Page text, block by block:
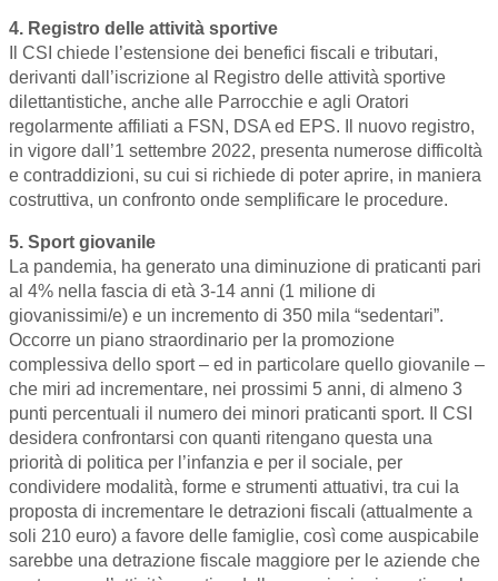
4. Registro delle attività sportive
Il CSI chiede l’estensione dei benefici fiscali e tributari,
derivanti dall’iscrizione al Registro delle attività sportive
dilettantistiche, anche alle Parrocchie e agli Oratori
regolarmente affiliati a FSN, DSA ed EPS. Il nuovo registro,
in vigore dall’1 settembre 2022, presenta numerose difficoltà
e contraddizioni, su cui si richiede di poter aprire, in maniera
costruttiva, un confronto onde semplificare le procedure.
5. Sport giovanile
La pandemia, ha generato una diminuzione di praticanti pari
al 4% nella fascia di età 3-14 anni (1 milione di
giovanissimi/e) e un incremento di 350 mila “sedentari”.
Occorre un piano straordinario per la promozione
complessiva dello sport – ed in particolare quello giovanile –
che miri ad incrementare, nei prossimi 5 anni, di almeno 3
punti percentuali il numero dei minori praticanti sport. Il CSI
desidera confrontarsi con quanti ritengano questa una
priorità di politica per l’infanzia e per il sociale, per
condividere modalità, forme e strumenti attuativi, tra cui la
proposta di incrementare le detrazioni fiscali (attualmente a
soli 210 euro) a favore delle famiglie, così come auspicabile
sarebbe una detrazione fiscale maggiore per le aziende che